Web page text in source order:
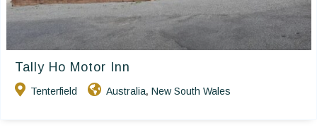
Tally Ho Motor Inn
Tenterfield Australia, New South Wales